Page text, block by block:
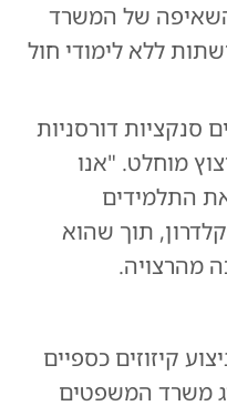
של המשרד
ללא לימודי חול
סנקציות דורסניות
מוחלט. "אנו
התלמידים
תוך שהוא
מהרצויה.
קיזוזים כספיים
משרד המשפטים